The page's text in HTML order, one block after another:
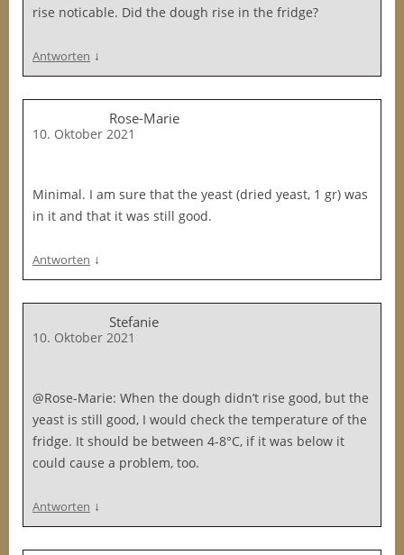
rise noticable. Did the dough rise in the fridge?
Antworten ↓
Rose-Marie
10. Oktober 2021
Minimal. I am sure that the yeast (dried yeast, 1 gr) was
in it and that it was still good.
Antworten ↓
Stefanie
10. Oktober 2021
@Rose-Marie: When the dough didn’t rise good, but the
yeast is still good, I would check the temperature of the
fridge. It should be between 4-8°C, if it was below it
could cause a problem, too.
Antworten ↓